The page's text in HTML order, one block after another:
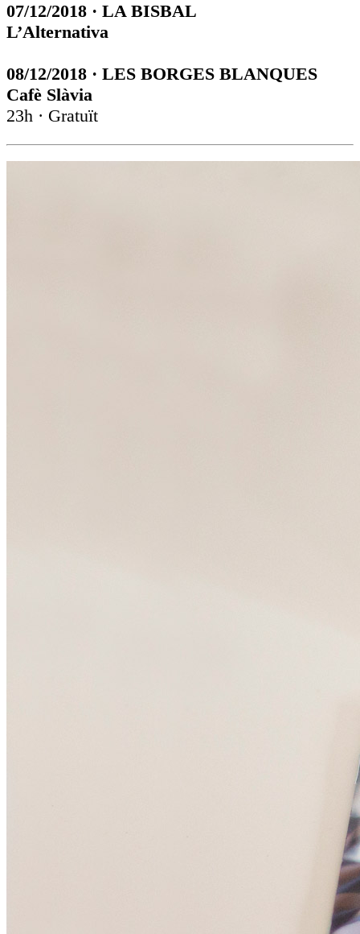
07/12/2018 · LA BISBAL
L’Alternativa
08/12/2018 · LES BORGES BLANQUES
Cafè Slàvia
23h · Gratuït